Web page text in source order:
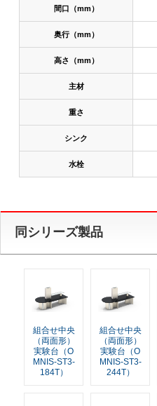
間口（mm）
奥行（mm）
高さ（mm）
主材
重さ
シンク
水栓
同シリーズ製品
組合せ中央
（両面形）
実験台（O
MNIS-ST3-
184T）
組合せ中央
（両面形）
実験台（O
MNIS-ST3-
244T）